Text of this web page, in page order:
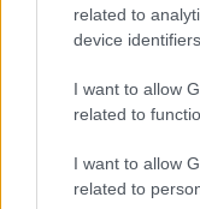
related to
device
I want to allow
related to
I want to allow
related to
értelmezték:
félévük.